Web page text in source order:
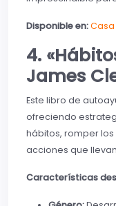
Disponible en:Casa
4.
James
Este libro de
ofreciendo
hábitos, romper
acciones que
Características